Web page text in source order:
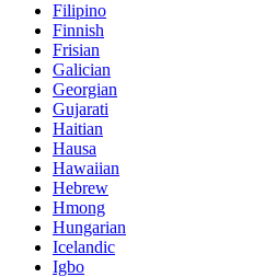
Filipino
Finnish
Frisian
Galician
Georgian
Gujarati
Haitian
Hausa
Hawaiian
Hebrew
Hmong
Hungarian
Icelandic
Igbo